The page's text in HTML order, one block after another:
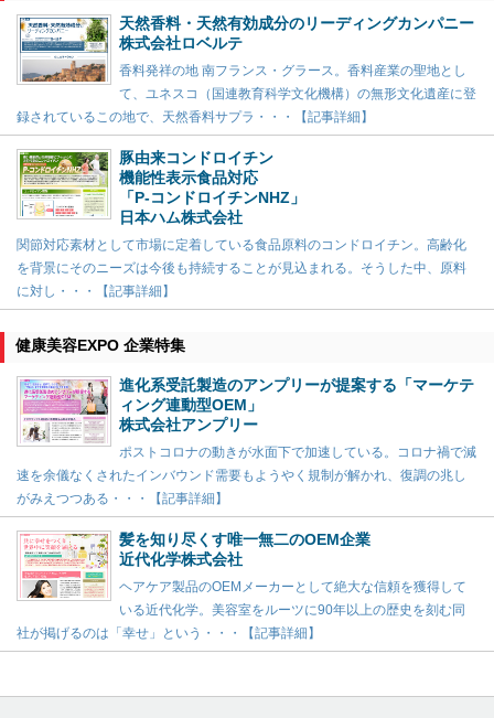
天然香料・天然有効成分のリーディングカンパニー
株式会社ロベルテ
香料発祥の地 南フランス・グラース。香料産業の聖地とし
て、ユネスコ（国連教育科学文化機構）の無形文化遺産に登
録されているこの地で、天然香料サプラ・・・【記事詳細】
豚由来コンドロイチン
機能性表示食品対応
「P-コンドロイチンNHZ」
日本ハム株式会社
関節対応素材として市場に定着している食品原料のコンドロイチン。高齢化
を背景にそのニーズは今後も持続することが見込まれる。そうした中、原料
に対し・・・【記事詳細】
健康美容EXPO 企業特集
進化系受託製造のアンプリーが提案する「マーケテ
ィング連動型OEM」
株式会社アンプリー
ポストコロナの動きが水面下で加速している。コロナ禍で減
速を余儀なくされたインバウンド需要もようやく規制が解かれ、復調の兆し
がみえつつある・・・【記事詳細】
髪を知り尽くす唯一無二のOEM企業
近代化学株式会社
ヘアケア製品のOEMメーカーとして絶大な信頼を獲得して
いる近代化学。美容室をルーツに90年以上の歴史を刻む同
社が掲げるのは「幸せ」という・・・【記事詳細】